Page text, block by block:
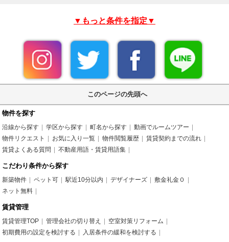
▼もっと条件を指定▼
このページの先頭へ
物件を探す
沿線から探す 学区から探す 町名から探す
動画でルームツアー
物件リクエスト
お気に入り一覧 物件閲覧履歴
賃貸契約までの流れ
賃貸よくある質問
不動産用語・賃貸用語集
こだわり条件から探す
新築物件 ペット可 駅近10分以内 デザイナーズ
敷金礼金０
ネット無料
賃貸管理
賃貸管理TOP 管理会社の切り替え
空室対策リフォーム
初期費用の設定を検討する
入居条件の緩和を検討する